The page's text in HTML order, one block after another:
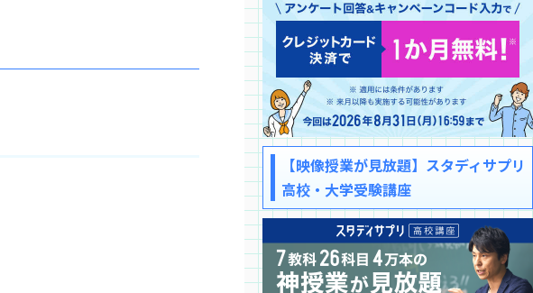
【映像授業が見放題】スタディサプリ
高校・大学受験講座